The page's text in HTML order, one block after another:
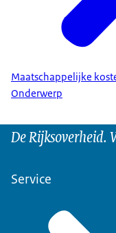
Maatschappelijke
Onderwerp
De Rijksoverheid.
Service